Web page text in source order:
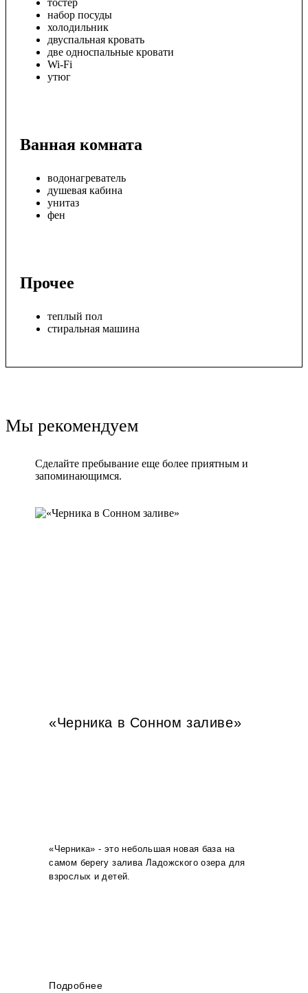
набор посуды
холодильник
двуспальная кровать
две односпальные кровати
Wi-Fi
утюг
Ванная комната
водонагреватель
душевая кабина
унитаз
фен
Прочее
теплый пол
стиральная машина
Мы рекомендуем
Сделайте пребывание еще более приятным и
запоминающимся.
«Черника в Сонном заливе»
«Черника» - это небольшая новая база на
самом берегу залива Ладожского озера для
взрослых и детей.
Подробнее